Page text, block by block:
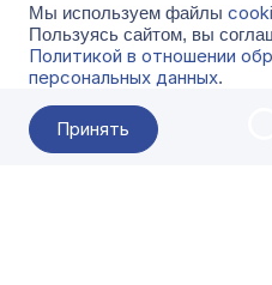
Мы используем файлы
Пользуясь сайтом, вы
Политикой в отношении
персональных данных.
Принять